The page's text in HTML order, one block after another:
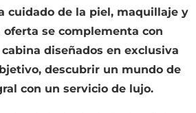
cuidado de la piel, maquillaje y
oferta se complementa con
diseñados en exclusiva
descubrir un mundo de
con un servicio de lujo.